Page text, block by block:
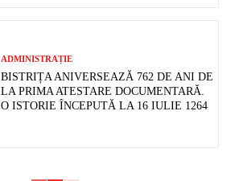
ADMINISTRAȚIE
BISTRIȚA ANIVERSEAZĂ 762 DE ANI DE
LA PRIMA ATESTARE DOCUMENTARĂ.
O ISTORIE ÎNCEPUTĂ LA 16 IULIE 1264